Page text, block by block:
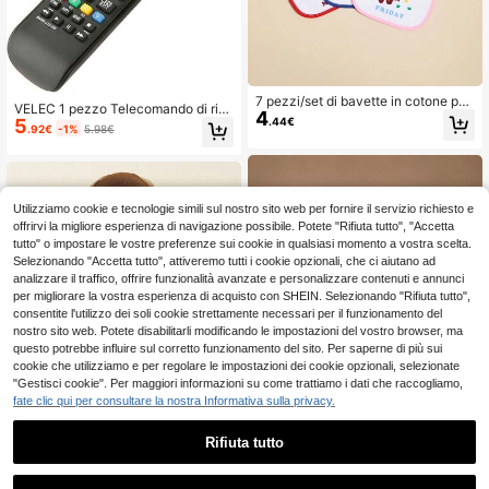
VELEC 1 pezzo Telecomando di ric
ambio BN59-01315B compatibile c
on TV Smart Sam-Sun LCD LED Ult
5.92€ -1% 5.98€
7 pezzi/set di bavette in cotone per
neonati con bottoni a pressione, di
colori casuali, bavette da bava per
4.44€
1
Utilizziamo cookie e tecnologie simili sul nostro sito web per fornire il servizio richiesto e
offrirvi la migliore esperienza di navigazione possibile. Potete "Rifiuta tutto", "Accetta
tutto" o impostare le vostre preferenze sui cookie in qualsiasi momento a vostra scelta.
Selezionando "Accetta tutto", attiveremo tutti i cookie opzionali, che ci aiutano ad
analizzare il traffico, offrire funzionalità avanzate e personalizzare contenuti e annunci
per migliorare la vostra esperienza di acquisto con SHEIN. Selezionando "Rifiuta tutto",
consentite l'utilizzo dei soli cookie strettamente necessari per il funzionamento del
nostro sito web. Potete disabilitarli modificando le impostazioni del vostro browser, ma
questo potrebbe influire sul corretto funzionamento del sito. Per saperne di più sui
cookie che utilizziamo e per regolare le impostazioni dei cookie opzionali, selezionate
"Gestisci cookie". Per maggiori informazioni su come trattiamo i dati che raccogliamo,
fate clic qui per consultare la nostra Informativa sulla privacy.
Rifiuta tutto